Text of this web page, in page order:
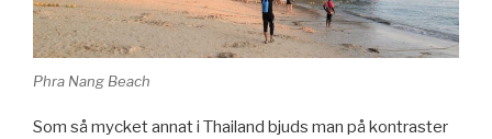
Phra Nang Beach
Som så mycket annat i Thailand bjuds man på kontraster